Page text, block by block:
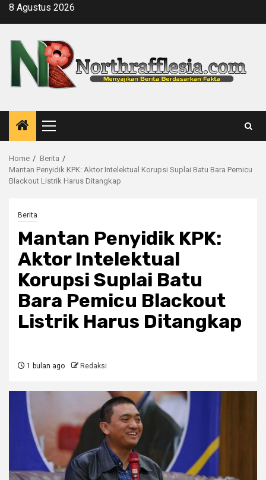
Skip8 Agustus 2026
Primary
Menu
Home
Berita
Mantan Penyidik KPK: Aktor Intelektual Korupsi Suplai Batu Bara Pemicu
Blackout Listrik Harus Ditangkap
Berita
Mantan Penyidik KPK:
Aktor Intelektual
Korupsi Suplai Batu
Bara Pemicu Blackout
Listrik Harus Ditangkap
1 bulan ago Redaksi